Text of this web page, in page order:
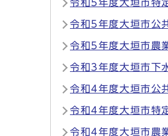
令和5年度大垣市特
令和5年度大垣市公
令和5年度大垣市農
令和3年度大垣市下
令和4年度大垣市公
令和4年度大垣市特
令和4年度大垣市農